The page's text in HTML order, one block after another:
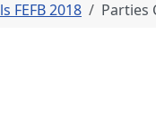
FEFB 2018 Parties